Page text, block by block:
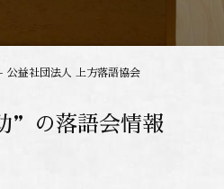
公益社団法人 上方落語協会
”の落語会情報